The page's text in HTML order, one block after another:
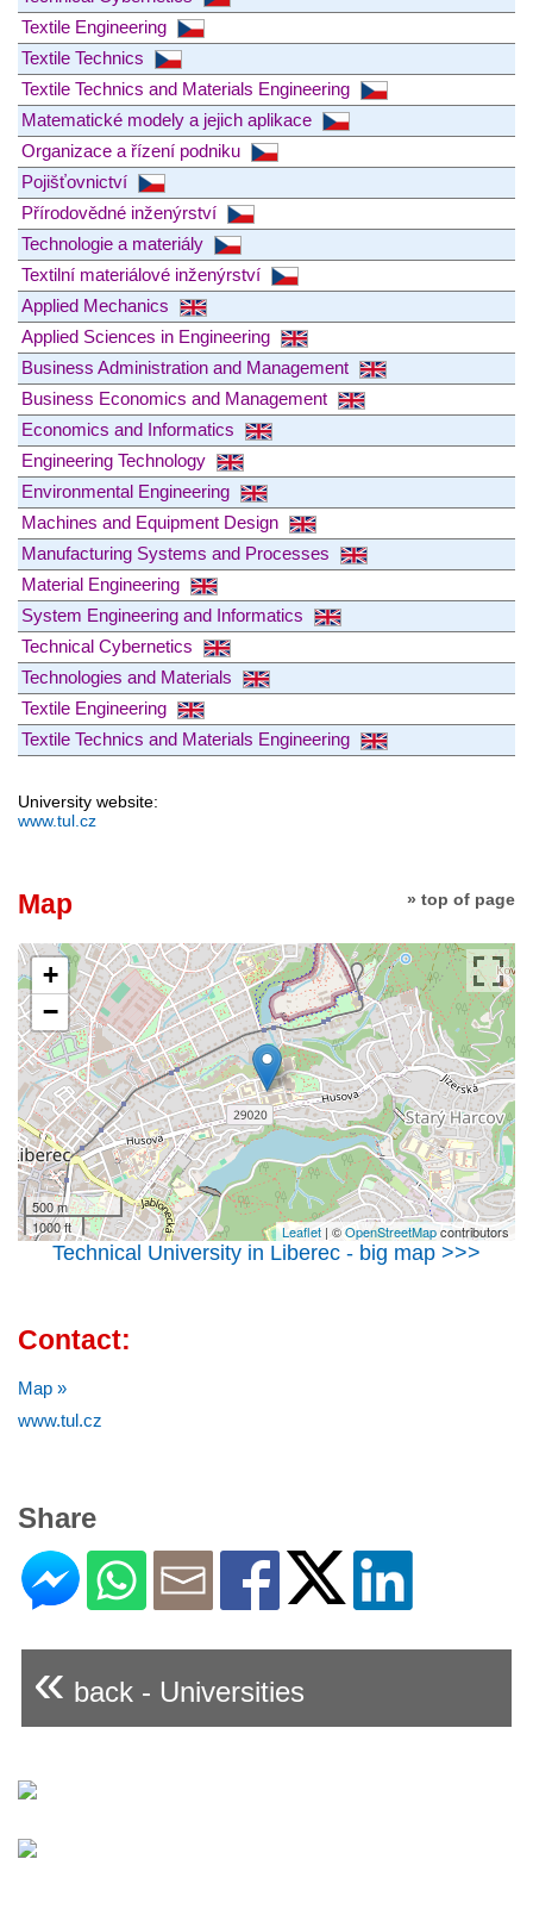
Textile Engineering
Textile Technics
Textile Technics and Materials Engineering
Matematické modely a jejich aplikace
Organizace a řízení podniku
Pojišťovnictví
Přírodovědné inženýrství
Technologie a materiály
Textilní materiálové inženýrství
Applied Mechanics
Applied Sciences in Engineering
Business Administration and Management
Business Economics and Management
Economics and Informatics
Engineering Technology
Environmental Engineering
Machines and Equipment Design
Manufacturing Systems and Processes
Material Engineering
System Engineering and Informatics
Technical Cybernetics
Technologies and Materials
Textile Engineering
Textile Technics and Materials Engineering
University website:
www.tul.cz
» top of page
Map
+
−
500 m
1000 ft
Leaflet | ©OpenStreetMapcontributors
Technical University in Liberec - big map >>>
Contact:
Map »
www.tul.cz
Share
« back - Universities